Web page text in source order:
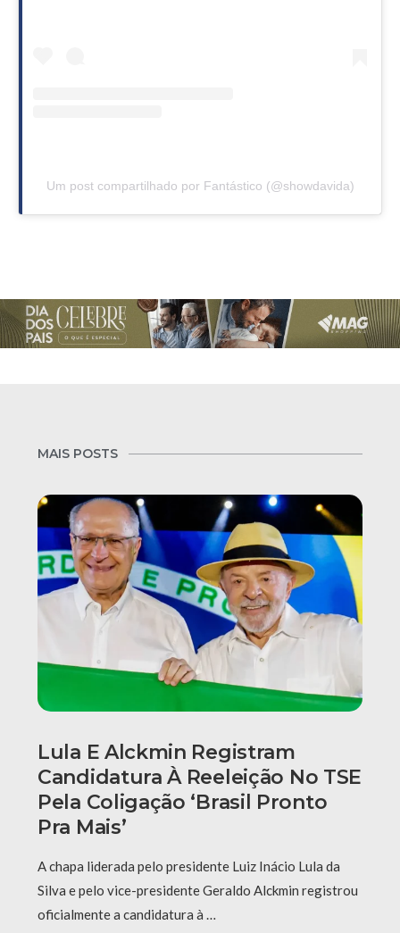
Um post compartilhado por Fantástico (@showdavida)
MAIS POSTS
Lula E Alckmin Registram
Candidatura À Reeleição No TSE
Pela Coligação ‘Brasil Pronto
Pra Mais’
A chapa liderada pelo presidente Luiz Inácio Lula da
Silva e pelo vice-presidente Geraldo Alckmin registrou
oficialmente a candidatura à …